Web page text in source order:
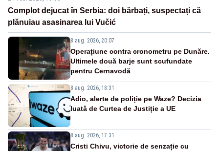
Complot dejucat în Serbia: doi bărbați, suspectați că
plănuiau asasinarea lui Vučić
8 aug. 2026, 20:07
Operațiune contra cronometru pe Dunăre.
Ultimele două barje sunt scufundate
pentru Cernavodă
8 aug. 2026, 18:31
Adio, alerte de poliție pe Waze? Decizia
luată de Curtea de Justiție a UE
8 aug. 2026, 17:31
Cristi Chivu, victorie de senzație cu